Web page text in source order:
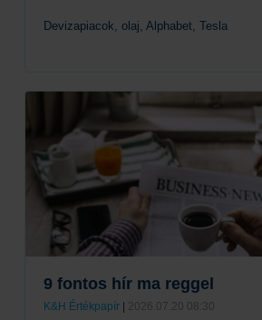
Devizapiacok, olaj, Alphabet, Tesla
Tovább
9 fontos hír ma reggel
K&H Értékpapír | 2026.07.20 08:30